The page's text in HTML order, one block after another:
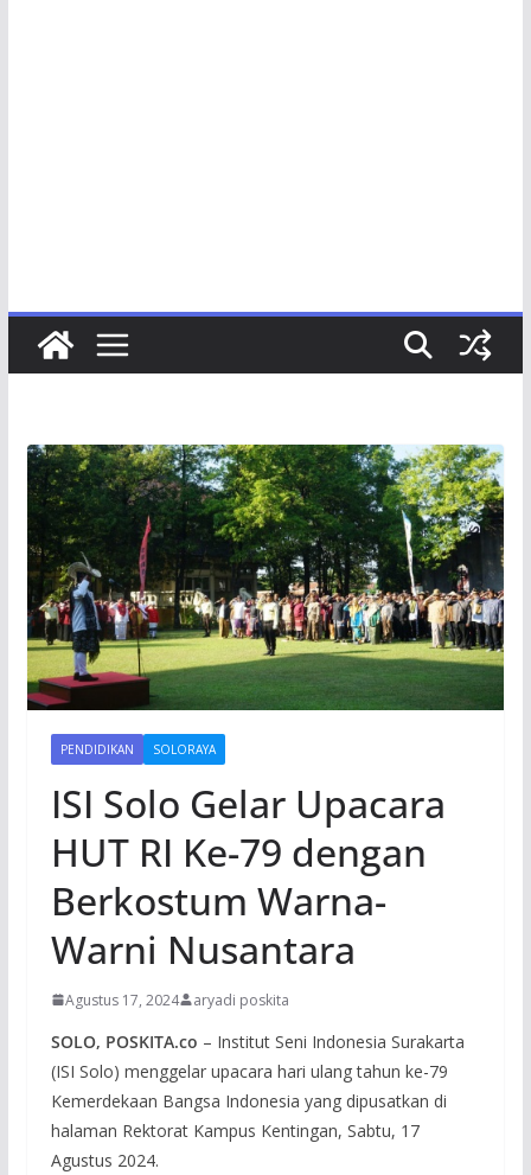
PENDIDIKAN SOLORAYA
ISI Solo Gelar Upacara
HUT RI Ke-79 dengan
Berkostum Warna-
Warni Nusantara
Agustus 17, 2024 aryadi poskita
SOLO, POSKITA.co – Institut Seni Indonesia Surakarta
(ISI Solo) menggelar upacara hari ulang tahun ke-79
Kemerdekaan Bangsa Indonesia yang dipusatkan di
halaman Rektorat Kampus Kentingan, Sabtu, 17
Agustus 2024.